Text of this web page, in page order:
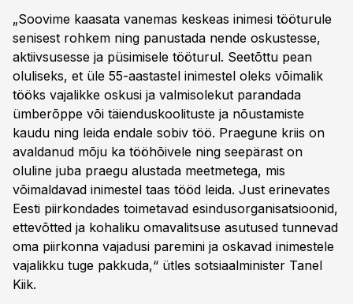
„Soovime kaasata vanemas keskeas inimesi tööturule
senisest rohkem ning panustada nende oskustesse,
aktiivsusesse ja püsimisele tööturul. Seetõttu pean
oluliseks, et üle 55-aastastel inimestel oleks võimalik
tööks vajalikke oskusi ja valmisolekut parandada
ümberõppe või täienduskoolituste ja nõustamiste
kaudu ning leida endale sobiv töö. Praegune kriis on
avaldanud mõju ka tööhõivele ning seepärast on
oluline juba praegu alustada meetmetega, mis
võimaldavad inimestel taas tööd leida. Just erinevates
Eesti piirkondades toimetavad esindusorganisatsioonid,
ettevõtted ja kohaliku omavalitsuse asutused tunnevad
oma piirkonna vajadusi paremini ja oskavad inimestele
vajalikku tuge pakkuda,“ ütles sotsiaalminister Tanel
Kiik.